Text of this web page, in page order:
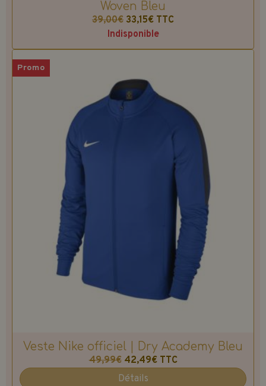
Woven Bleu
39,00€ 33,15€ TTC
Indisponible
Promo
Veste Nike officiel | Dry Academy Bleu
49,99€ 42,49€ TTC
Détails